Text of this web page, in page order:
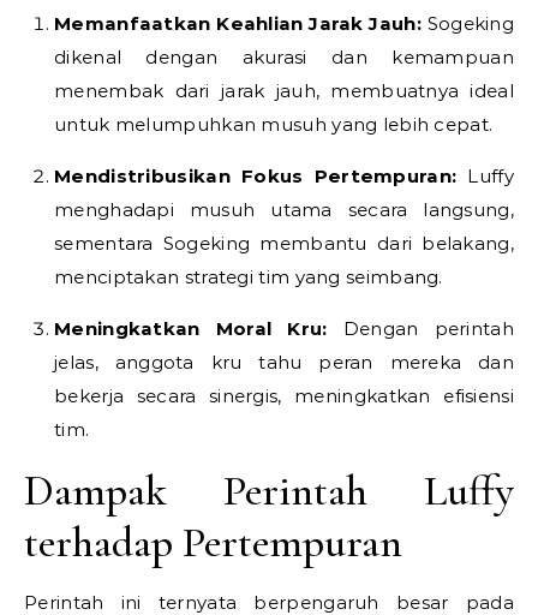
Memanfaatkan Keahlian Jarak Jauh:Sogeking
dikenal dengan akurasi dan kemampuan
menembak dari jarak jauh, membuatnya ideal
untuk melumpuhkan musuh yang lebih cepat.
Mendistribusikan Fokus Pertempuran: Luffy
menghadapi musuh utama secara langsung,
sementara Sogeking membantu dari belakang,
menciptakan strategi tim yang seimbang.
Meningkatkan Moral Kru: Dengan perintah
jelas, anggota kru tahu peran mereka dan
bekerja secara sinergis, meningkatkan efisiensi
tim.
Dampak Perintah Luffy
terhadap Pertempuran
Perintah ini ternyata berpengaruh besar pada